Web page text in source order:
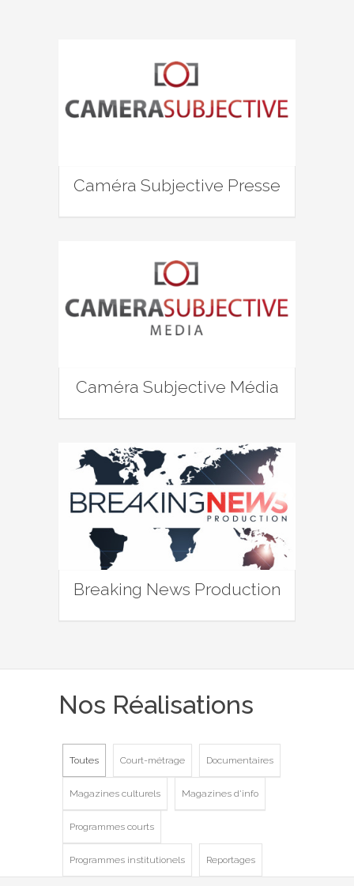
Caméra Subjective Presse
Caméra Subjective Média
Breaking News Production
Nos Réalisations
Toutes Court-métrage Documentaires
Magazines culturels Magazines d'info
Programmes courts
Programmes institutionels Reportages